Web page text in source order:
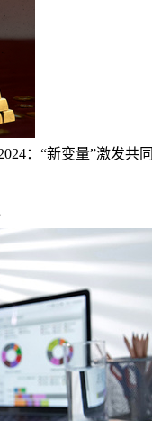
：“新变量”激发共